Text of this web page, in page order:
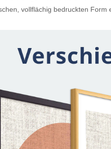
vollflächig bedruckten Form